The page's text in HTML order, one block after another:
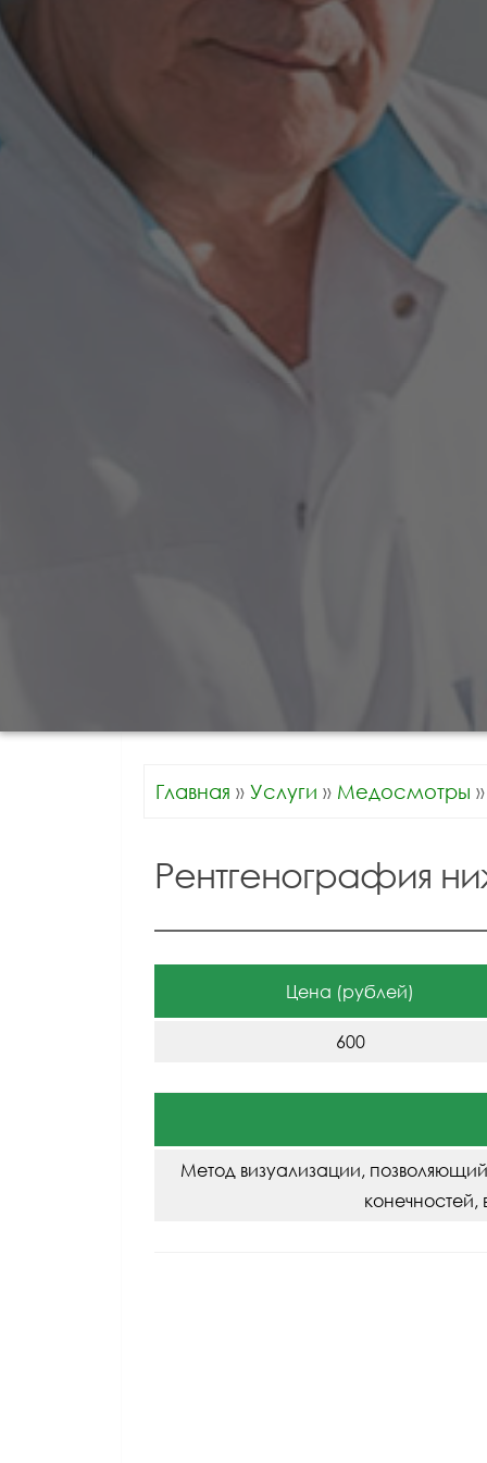
Главная » Услуги » Медосмотры »
Рентгенография
Цена (рублей)
600
Метод визуализации,